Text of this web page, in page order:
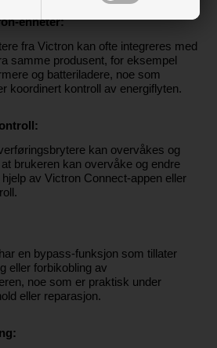
enheter:
fra Victron kan ofte integreres med
samme produsent, for eksempel
og batteriladere, noe som
koordinert kontroll av energiflyten.
kan overvåkes og
brukeren kan overvåke og endre
av Victron Connect-appen eller
en bypass-funksjon som tillater
eller forbikobling av
noe som er praktisk under
eller reparasjon.